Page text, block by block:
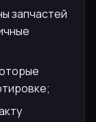
запчастей